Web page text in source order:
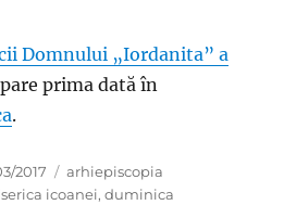
Domnului „Iordanita” a
prima dată în
.
2017 Categories
arhiepiscopia
icoanei,duminica